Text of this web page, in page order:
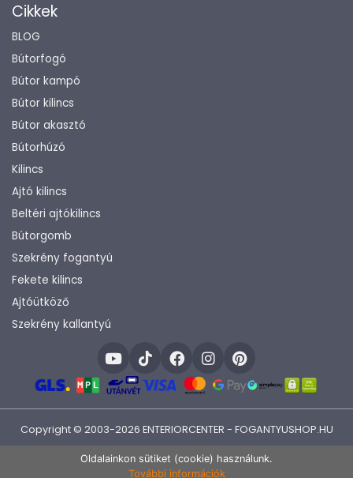
Cikkek
BLOG
Bútorfogó
Bútor kampó
Bútor kilincs
Bútor akasztó
Bútorhúzó
Kilincs
Ajtó kilincs
Beltéri ajtókilincs
Bútorgomb
Szekrény fogantyú
Fekete kilincs
Ajtóütköző
Szekrény kallantyú
Copyright © 2003-2026 ENTERIORCENTER - FOGANTYUSHOP.HU
Oldalainkon sütiket (cookie) használunk.
További információk